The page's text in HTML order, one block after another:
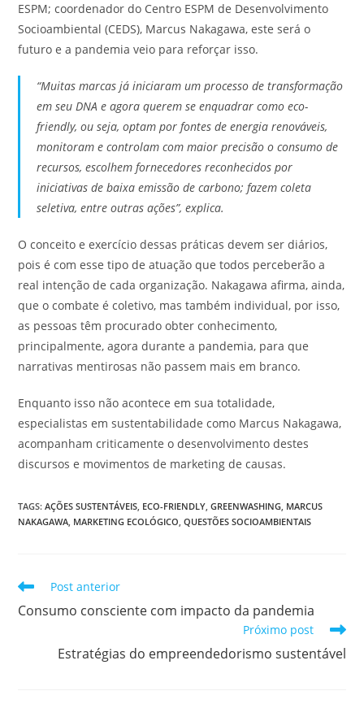
ESPM; coordenador do Centro ESPM de Desenvolvimento
Socioambiental (CEDS), Marcus Nakagawa, este será o
futuro e a pandemia veio para reforçar isso.
“Muitas marcas já iniciaram um processo de transformação
em seu DNA e agora querem se enquadrar como eco-
friendly, ou seja, optam por fontes de energia renováveis,
monitoram e controlam com maior precisão o consumo de
recursos, escolhem fornecedores reconhecidos por
iniciativas de baixa emissão de carbono; fazem coleta
seletiva, entre outras ações”, explica.
O conceito e exercício dessas práticas devem ser diários,
pois é com esse tipo de atuação que todos perceberão a
real intenção de cada organização. Nakagawa afirma, ainda,
que o combate é coletivo, mas também individual, por isso,
as pessoas têm procurado obter conhecimento,
principalmente, agora durante a pandemia, para que
narrativas mentirosas não passem mais em branco.
Enquanto isso não acontece em sua totalidade,
especialistas em sustentabilidade como Marcus Nakagawa,
acompanham criticamente o desenvolvimento destes
discursos e movimentos de marketing de causas.
TAGS:AÇÕES SUSTENTÁVEIS, ECO-FRIENDLY, GREENWASHING, MARCUS
NAKAGAWA, MARKETING ECOLÓGICO, QUESTÕES SOCIOAMBIENTAIS
Post anterior
Consumo consciente com impacto da pandemia
Próximo post
Estratégias do empreendedorismo sustentável